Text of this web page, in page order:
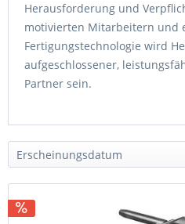
Herausforderung und
motivierten Mitarbeitern und
Fertigungstechnologie wird
aufgeschlossener,
Partner sein.